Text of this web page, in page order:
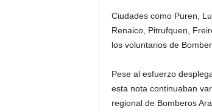
Ciudades como Puren,
Renaico, Pitrufquen,
los voluntarios de
Pese al esfuerzo
esta nota continuaban
regional de Bomberos